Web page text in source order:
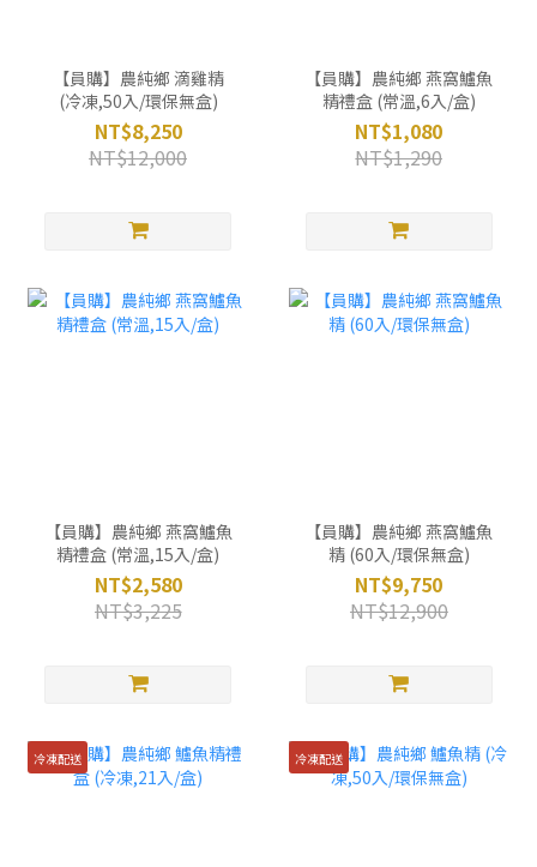
【員購】農純鄉 滴雞精
(冷凍,50入/環保無盒)
NT$8,250
NT$12,000
【員購】農純鄉 燕窩鱸魚
精禮盒 (常溫,6入/盒)
NT$1,080
NT$1,290
【員購】農純鄉 燕窩鱸魚
精禮盒 (常溫,15入/盒)
NT$2,580
NT$3,225
【員購】農純鄉 燕窩鱸魚
精 (60入/環保無盒)
NT$9,750
NT$12,900
冷凍配送 冷凍配送